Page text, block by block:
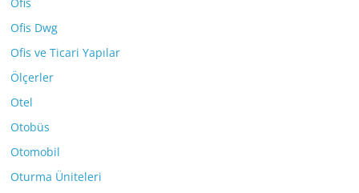
Ofis Dwg
Ofis ve Ticari Yapılar
Ölçerler
Otel
Otobüs
Otomobil
Oturma Üniteleri